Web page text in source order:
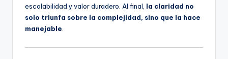
escalabilidad y valor duradero. Al final, la claridad no
solo triunfa sobre la complejidad, sino que la hace
manejable